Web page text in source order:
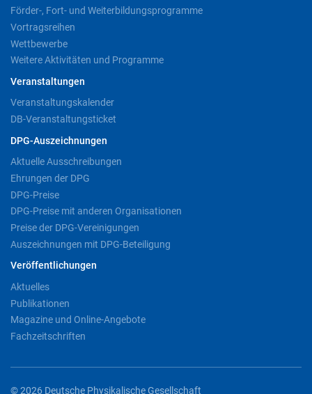
Förder-, Fort- und Weiterbildungsprogramme
Vortragsreihen
Wettbewerbe
Weitere Aktivitäten und Programme
Veranstaltungen
Veranstaltungskalender
DB-Veranstaltungsticket
DPG-Auszeichnungen
Aktuelle Ausschreibungen
Ehrungen der DPG
DPG-Preise
DPG-Preise mit anderen Organisationen
Preise der DPG-Vereinigungen
Auszeichnungen mit DPG-Beteiligung
Veröffentlichungen
Aktuelles
Publikationen
Magazine und Online-Angebote
Fachzeitschriften
© 2026 Deutsche Physikalische Gesellschaft